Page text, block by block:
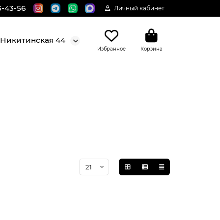
43-56 Личный кабинет
44
Избранное Корзина